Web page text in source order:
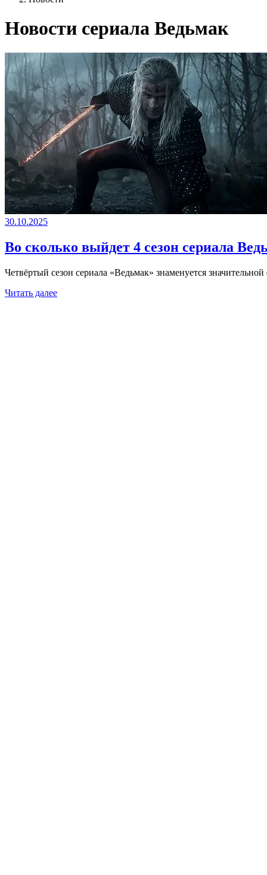
Новости сериала Ведьмак
30.10.2025
Во сколько выйдет 4 сезон сериала
Четвёртый сезон сериала «Ведьмак» знаменуется
Читать далее